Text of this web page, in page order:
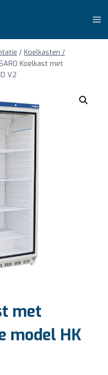
/ Koelkasten /
SARO Koelkast met
V2
met
model HK